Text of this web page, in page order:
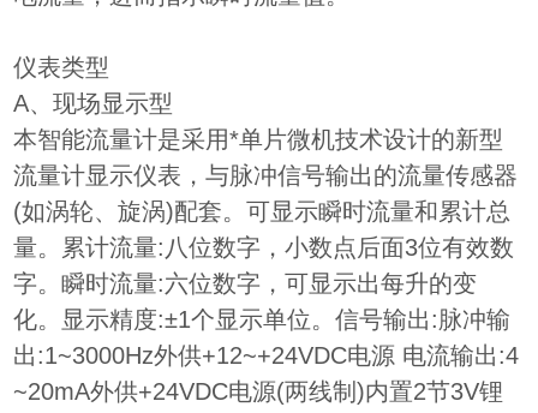
仪表类型
A、现场显示型
本智能流量计是采用*单片微机技术设计的新型
流量计显示仪表，与脉冲信号输出的流量传感器
(如涡轮、旋涡)配套。可显示瞬时流量和累计总
量。累计流量:八位数字，小数点后面3位有效数
字。瞬时流量:六位数字，可显示出每升的变
化。显示精度:±1个显示单位。信号输出:脉冲输
出:1~3000Hz外供+12~+24VDC电源 电流输出:4
~20mA外供+24VDC电源(两线制)内置2节3V锂